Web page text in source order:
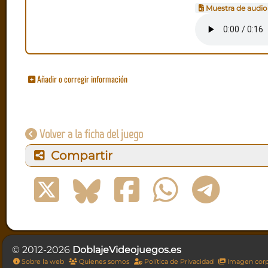
Muestra de audio
Añadir o corregir información
Volver a la ficha del juego
Compartir
© 2012-2026 DoblajeVideojuegos.es
Sobre la web Quienes somos Política de Privacidad Imagen